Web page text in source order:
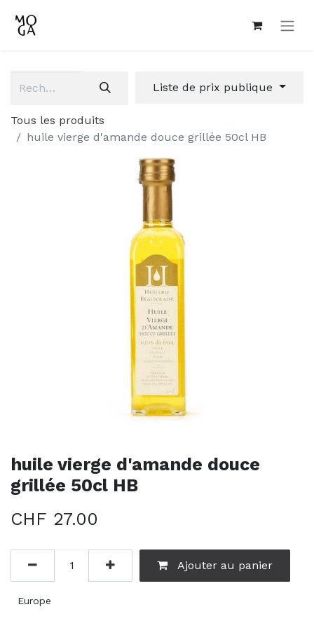
Liste de prix publique
Tous les produits
huile vierge d'amande douce grillée 50cl HB
huile vierge d'amande douce
grillée 50cl HB
CHF 27.00
Ajouter au panier
Europe